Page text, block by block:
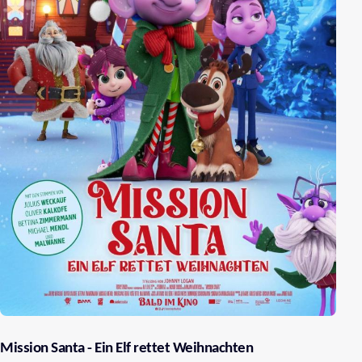
Mission Santa - Ein Elf rettet Weihnachten